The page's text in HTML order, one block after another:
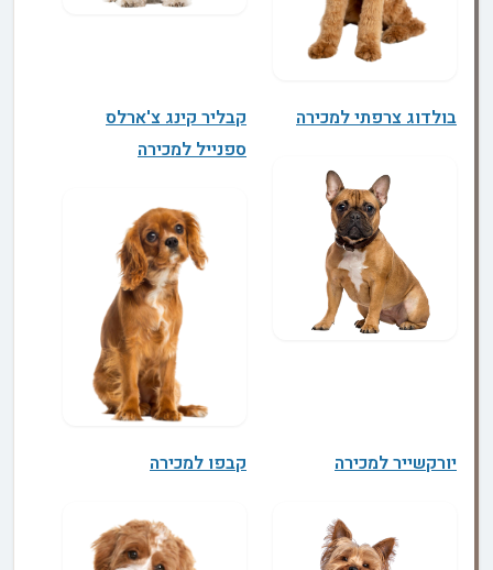
בולדוג צרפתי למכירה
קבליר קינג צ'ארלס
ספנייל למכירה
יורקשייר למכירה קבפו למכירה